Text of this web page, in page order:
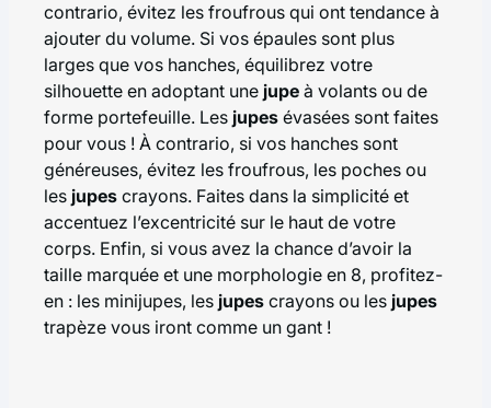
contrario, évitez les froufrous qui ont tendance à
ajouter du volume. Si vos épaules sont plus
larges que vos hanches, équilibrez votre
silhouette en adoptant une jupe à volants ou de
forme portefeuille. Les jupes évasées sont faites
pour vous ! À contrario, si vos hanches sont
généreuses, évitez les froufrous, les poches ou
les jupes crayons. Faites dans la simplicité et
accentuez l’excentricité sur le haut de votre
corps. Enfin, si vous avez la chance d’avoir la
taille marquée et une morphologie en 8, profitez-
en : les minijupes, les jupes crayons ou les jupes
trapèze vous iront comme un gant !